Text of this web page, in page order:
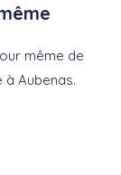
même de
Aubenas.